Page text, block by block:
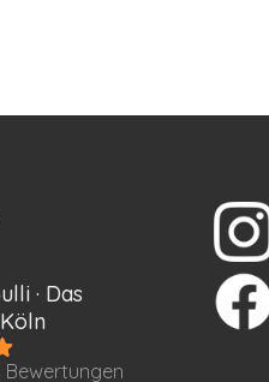
· Das
Bewertungen